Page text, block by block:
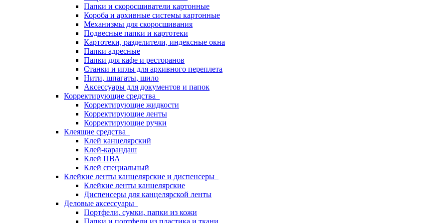
Папки и скоросшиватели картонные
Короба и архивные системы картонные
Механизмы для скоросшивания
Подвесные папки и картотеки
Картотеки, разделители, индексные окна
Папки адресные
Папки для кафе и ресторанов
Станки и иглы для архивного переплета
Нити, шпагаты, шило
Аксессуары для документов и папок
Корректирующие средства
Корректирующие жидкости
Корректирующие ленты
Корректирующие ручки
Клеящие средства
Клей канцелярский
Клей-карандаш
Клей ПВА
Клей специальный
Клейкие ленты канцелярские и диспенсеры
Клейкие ленты канцелярские
Диспенсеры для канцелярской ленты
Деловые аксессуары
Портфели, сумки, папки из кожи
Папки и портфели из пластика и ткани